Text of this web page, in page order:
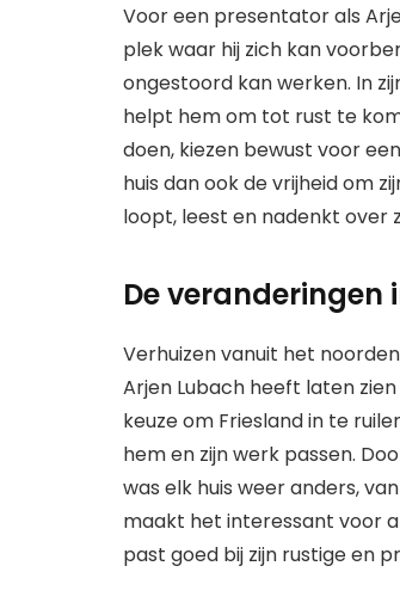
Voor een presentator als
plek waar hij zich kan
ongestoord kan werken. In
helpt hem om tot rust te
doen, kiezen bewust voor
huis dan ook de vrijheid om
loopt, leest en nadenkt over
De veranderingen
Verhuizen vanuit het
Arjen Lubach heeft laten
keuze om Friesland in te
hem en zijn werk passen.
was elk huis weer anders,
maakt het interessant voor
past goed bij zijn rustige en